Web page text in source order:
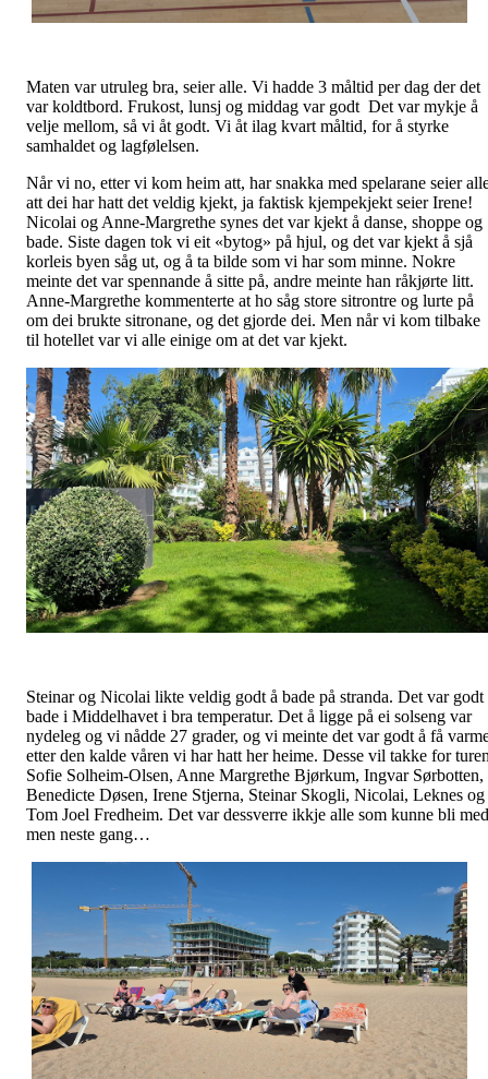
Maten var utruleg bra, seier alle. Vi hadde 3 måltid per dag der det
var koldtbord. Frukost, lunsj og middag var godt Det var mykje å
velje mellom, så vi åt godt. Vi åt ilag kvart måltid, for å styrke
samhaldet og lagfølelsen.
Når vi no, etter vi kom heim att, har snakka med spelarane seier
att dei har hatt det veldig kjekt, ja faktisk kjempekjekt seier Irene!
Nicolai og Anne-Margrethe synes det var kjekt å danse, shoppe og
bade. Siste dagen tok vi eit «bytog» på hjul, og det var kjekt å sjå
korleis byen såg ut, og å ta bilde som vi har som minne. Nokre
meinte det var spennande å sitte på, andre meinte han råkjørte litt.
Anne-Margrethe kommenterte at ho såg store sitrontre og lurte på
om dei brukte sitronane, og det gjorde dei. Men når vi kom tilbake
til hotellet var vi alle einige om at det var kjekt.
Steinar og Nicolai likte veldig godt å bade på stranda. Det var godt
bade i Middelhavet i bra temperatur. Det å ligge på ei solseng var
nydeleg og vi nådde 27 grader, og vi meinte det var godt å få
etter den kalde våren vi har hatt her heime. Desse vil takke for
Sofie Solheim-Olsen, Anne Margrethe Bjørkum, Ingvar Sørbotten,
Benedicte Døsen, Irene Stjerna, Steinar Skogli, Nicolai, Leknes og
Tom Joel Fredheim. Det var dessverre ikkje alle som kunne bli
men neste gang…